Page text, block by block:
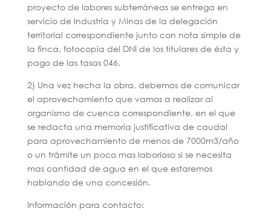
proyecto de labores subterráneas se entrega en
servicio de Industria y Minas de la delegación
territorial correspondiente junto con nota simple de
la finca, fotocopia del DNI de los titulares de ésta y
pago de las tasas 046.
2) Una vez hecha la obra, debemos de comunicar
el aprovechamiento que vamos a realizar al
organismo de cuenca correspondiente, en el que
se redacta una memoria justificativa de caudal
para aprovechamiento de menos de 7000m3/año
o un trámite un poco mas laborioso si se necesita
mas cantidad de agua en el que estaremos
hablando de una concesión.
Información para contacto: